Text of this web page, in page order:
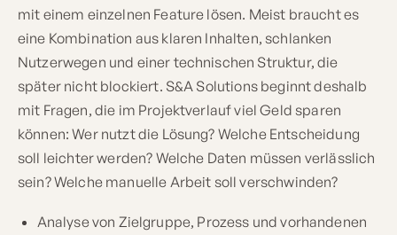
mit einem einzelnen Feature lösen. Meist braucht es
eine Kombination aus klaren Inhalten, schlanken
Nutzerwegen und einer technischen Struktur, die
später nicht blockiert. S&A Solutions beginnt deshalb
mit Fragen, die im Projektverlauf viel Geld sparen
können: Wer nutzt die Lösung? Welche Entscheidung
soll leichter werden? Welche Daten müssen verlässlich
sein? Welche manuelle Arbeit soll verschwinden?
Analyse von Zielgruppe, Prozess und vorhandenen